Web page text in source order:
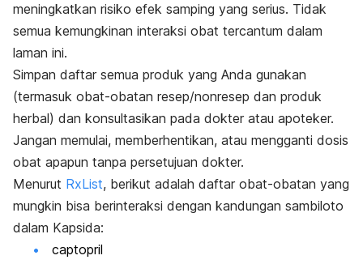
meningkatkan risiko efek samping yang serius. Tidak
semua kemungkinan interaksi obat tercantum dalam
laman ini.
Simpan daftar semua produk yang Anda gunakan
(termasuk obat-obatan resep/nonresep dan produk
herbal) dan konsultasikan pada dokter atau apoteker.
Jangan memulai, memberhentikan, atau mengganti dosis
obat apapun tanpa persetujuan dokter.
Menurut RxList, berikut adalah daftar obat-obatan yang
mungkin bisa berinteraksi dengan kandungan sambiloto
dalam Kapsida:
captopril